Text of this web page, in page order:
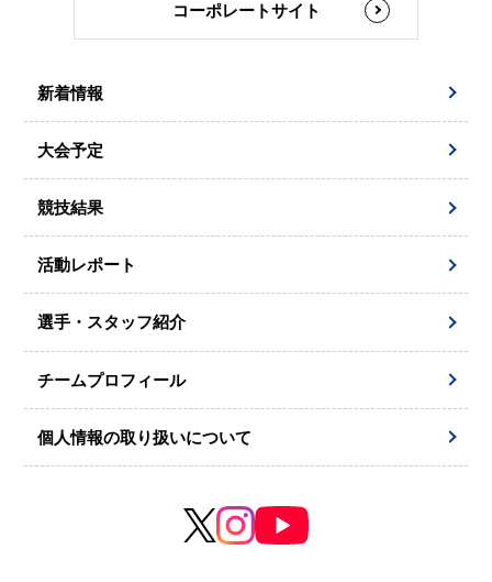
コーポレートサイト
新着情報
大会予定
競技結果
活動レポート
選手・スタッフ紹介
チームプロフィール
個人情報の取り扱いについて